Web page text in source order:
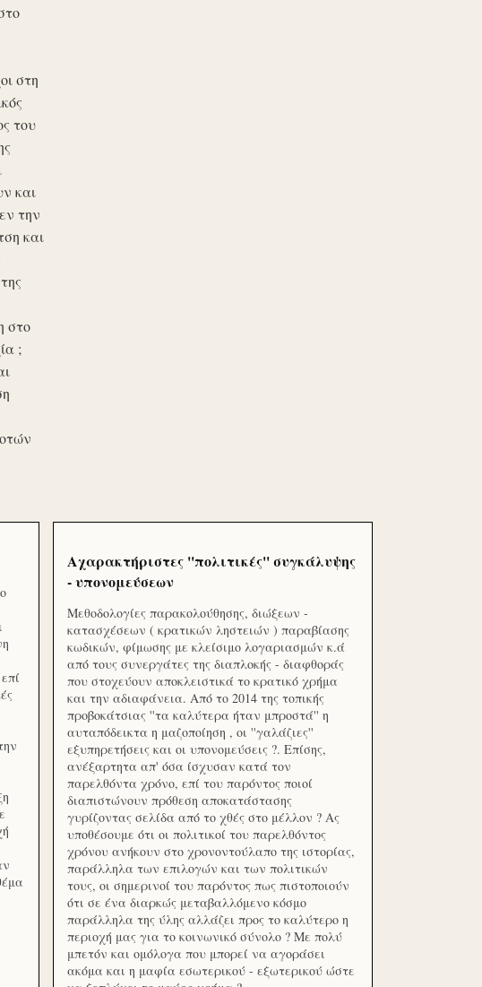
στη
του
και
την
και
στο
;
Αχαρακτήριστες ''πολιτικές'' συγκάλυψης
- υπονομεύσεων
Μεθοδολογίες παρακολούθησης, διώξεων -
κατασχέσεων ( κρατικών ληστειών ) παραβίασης
κωδικών, φίμωσης με κλείσιμο λογαριασμών κ.ά
από τους συνεργάτες της διαπλοκής - διαφθοράς
που στοχεύουν αποκλειστικά το κρατικό χρήμα
και την αδιαφάνεια. Από το 2014 της τοπικής
προβοκάτσιας ''τα καλύτερα ήταν μπροστά'' η
αυταπόδεικτα η μαζοποίηση , οι ''γαλάζιες''
εξυπηρετήσεις και οι υπονομεύσεις ?. Επίσης,
ανέξαρτητα απ' όσα ίσχυσαν κατά τον
παρελθόντα χρόνο, επί του παρόντος ποιοί
διαπιστώνουν πρόθεση αποκατάστασης
γυρίζοντας σελίδα από το χθές στο μέλλον ? Ας
υποθέσουμε ότι οι πολιτικοί του παρελθόντος
χρόνου ανήκουν στο χρονοντούλαπο της ιστορίας,
παράλληλα των επιλογών και των πολιτικών
τους, οι σημερινοί του παρόντος πως πιστοποιούν
ότι σε ένα διαρκώς μεταβαλλόμενο κόσμο
παράλληλα της ύλης αλλάζει προς το καλύτερο η
περιοχή μας για το κοινωνικό σύνολο ? Με πολύ
μπετόν και ομόλογα που μπορεί να αγοράσει
ακόμα και η μαφία εσωτερικού - εξωτερικού ώστε